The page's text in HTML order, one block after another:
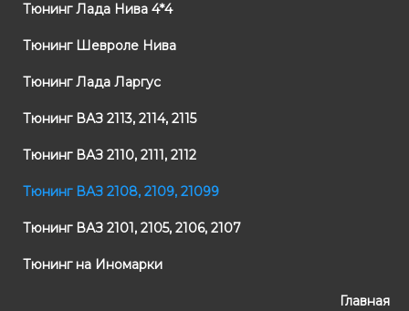
Тюнинг Лада Нива 4*4
Тюнинг Шевроле Нива
Тюнинг Лада Ларгус
Тюнинг ВАЗ 2113, 2114, 2115
Тюнинг ВАЗ 2110, 2111, 2112
Тюнинг ВАЗ 2108, 2109, 21099
Тюнинг ВАЗ 2101, 2105, 2106, 2107
Тюнинг на Иномарки
Главная